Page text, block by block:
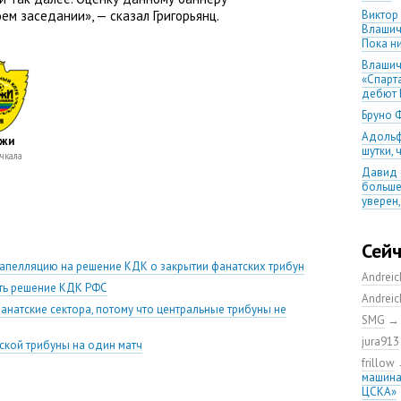
заседании», — сказал Григорьянц.
на решение КДК о закрытии фанатских трибун
решение КДК РФС
сектора, потому что центральные трибуны не
трибуны на один матч
Пока
дебют
Бруно
шутки,
Давид
на
но
SMG →
jura913
frillow
ЦСКА»